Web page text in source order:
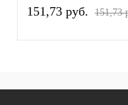
151,73 pуб. 151,73